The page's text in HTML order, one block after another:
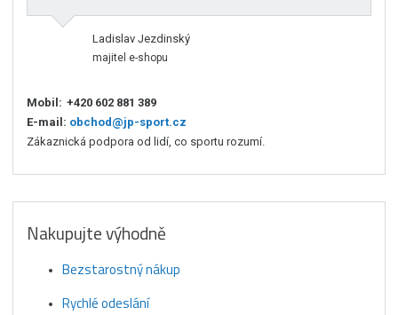
Ladislav Jezdinský
majitel e-shopu
Mobil: +420 602 881 389
E-mail: obchod@jp-sport.cz
Zákaznická podpora od lidí, co sportu rozumí.
Nakupujte výhodně
Bezstarostný nákup
Rychlé odeslání